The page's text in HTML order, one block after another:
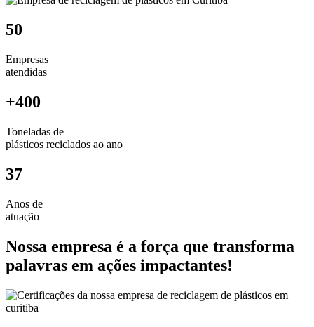
50
Empresas
atendidas
+400
Toneladas de
plásticos reciclados ao ano
37
Anos de
atuação
Nossa empresa é a força que transforma
palavras em ações impactantes!